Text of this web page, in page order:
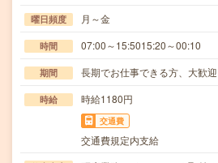
曜日頻度 月～金
時間 07:00～15:5015:20～00:10
期間 長期でお仕事できる方、大歓迎
時給 時給1180円
交通費
交通費規定内支給